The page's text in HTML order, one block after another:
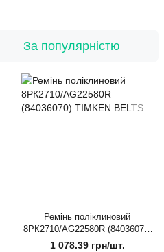
За популярністю
Ремінь поліклиновий
8РК2710/AG22580R (84036070)
TIMKEN BELTS
1 078.39 грн/шт.